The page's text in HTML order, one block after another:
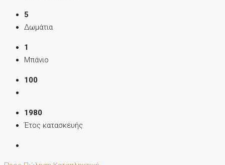
5
Δωμάτια
1
Μπάνιο
100
1980
Έτος κατασκευής